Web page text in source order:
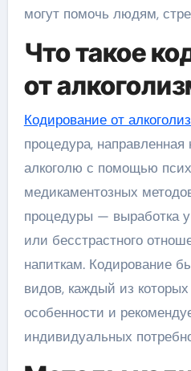
могут помочь людям,
Что такое
от
Кодирование от
процедура, направленная
алкоголю с помощью
медикаментозных
процедуры — выработка
или бесстрастного
напиткам. Кодирование
видов, каждый из
особенности и
индивидуальных